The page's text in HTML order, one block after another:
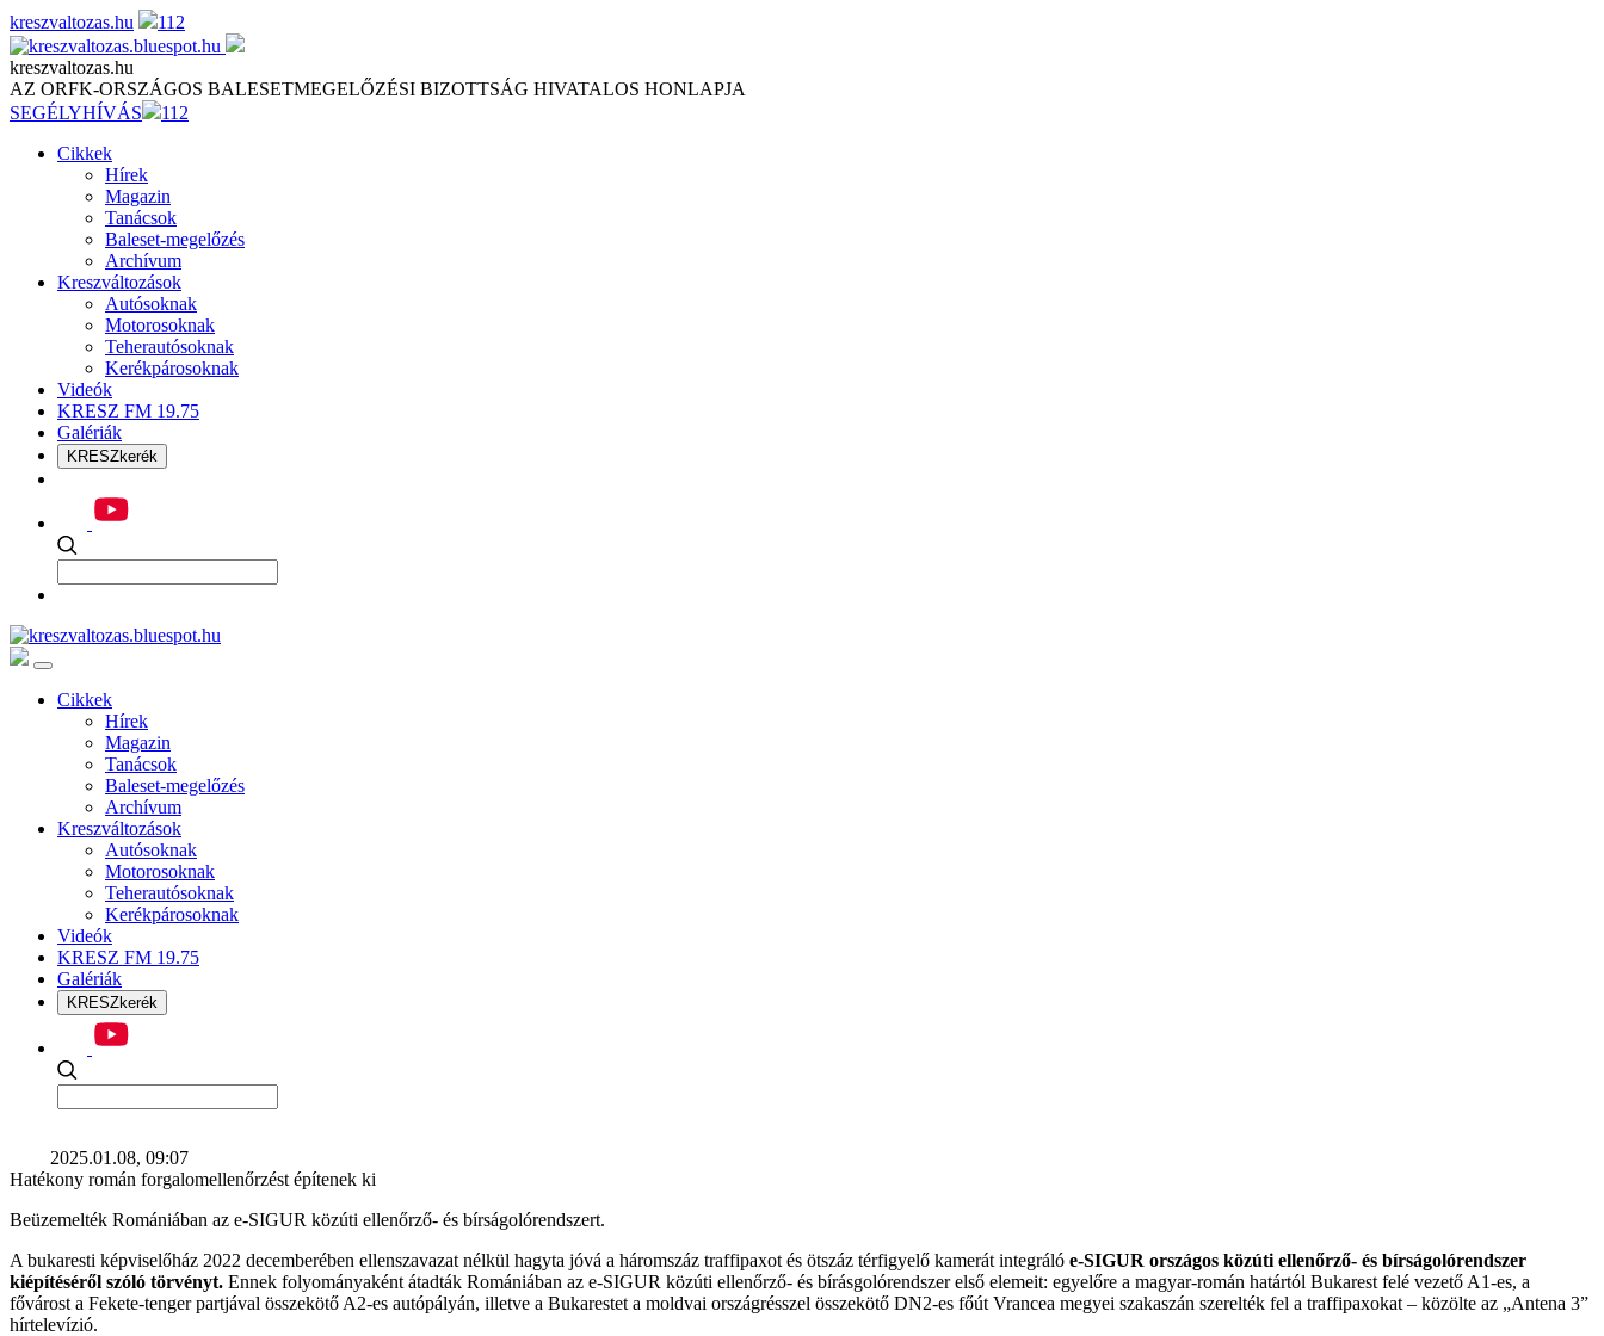
Skip
to
content
kreszvaltozas.hu 112
kreszvaltozas.hu
AZ ORFK-ORSZÁGOS BALESETMEGELŐZÉSI BIZOTTSÁG HIVATALOS HONLAPJA
SEGÉLYHÍVÁS
112
Cikkek
Hírek
Magazin
Tanácsok
Baleset-megelőzés
Archívum
Kreszváltozások
Autósoknak
Motorosoknak
Teherautósoknak
Kerékpárosoknak
Videók
KRESZ FM 19.75
Galériák
KRESZkerék
Cikkek
Hírek
Magazin
Tanácsok
Baleset-megelőzés
Archívum
Kreszváltozások
Autósoknak
Motorosoknak
Teherautósoknak
Kerékpárosoknak
Videók
KRESZ FM 19.75
Galériák
KRESZkerék
2025.01.08, 09:07
Hatékony román forgalomellenőrzést építenek ki
Beüzemelték Romániában az e-SIGUR közúti ellenőrző- és bírságolórendszert.
A bukaresti képviselőház 2022 decemberében ellenszavazat nélkül hagyta jóvá a háromszáz traffipaxot és ötszáz térfigyelő kamerát integráló e-SIGUR országos közúti ellenőrző- és bírságolórendszer
kiépítéséről szóló törvényt. Ennek folyományaként átadták Romániában az e-SIGUR közúti ellenőrző- és bírásgolórendszer első elemeit: egyelőre a magyar-román határtól Bukarest felé vezető A1-es, a
fővárost a Fekete-tenger partjával összekötő A2-es autópályán, illetve a Bukarestet a moldvai országrésszel összekötő DN2-es főút Vrancea megyei szakaszán szerelték fel a traffipaxokat – közölte az „Antena 3”
hírtelevízió.